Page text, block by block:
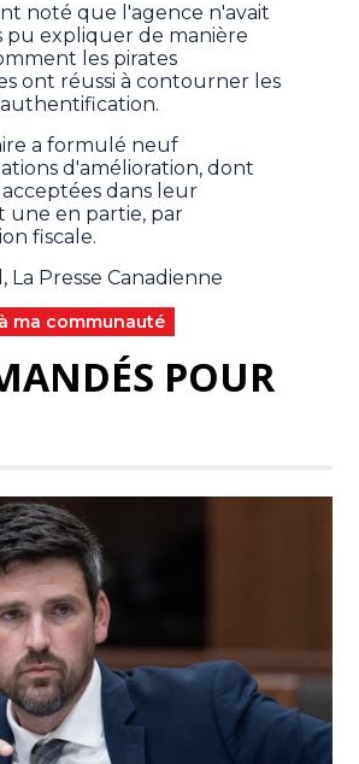
noté que l'agence n'avait
pu expliquer de manière
les pirates
ont réussi à contourner les
a formulé neuf
d'amélioration, dont
dans leur
une en partie, par
fiscale.
La Presse Canadienne
ma communauté
POUR